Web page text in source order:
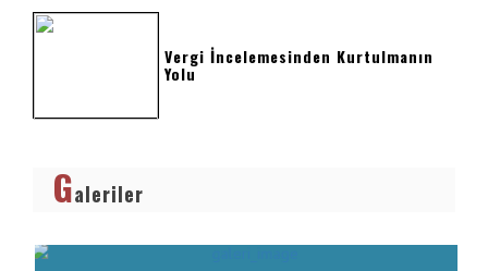
Vergi İncelemesinden Kurtulmanın
Yolu
Galeriler